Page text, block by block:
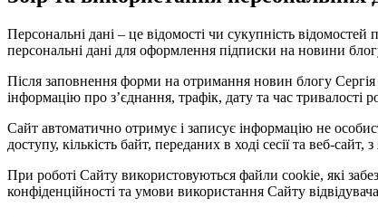
Персональні дані – це відомості чи сукупність
персональні дані для оформлення підписки на новини
Після заповнення форми на отримання новин блогу
інформацію про з’єднання, трафік, дату та час тривалості
Сайт автоматично отримує і записує інформацію не
доступу, кількість байт, переданих в ході сесії та веб-
При роботі Сайту використовуються файли cookie, які
конфіденційності та умови використання Сайту